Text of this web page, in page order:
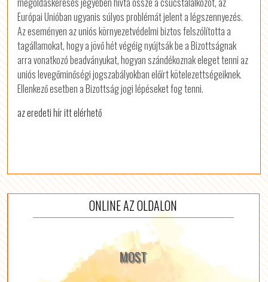
Európai Unióban ugyanis súlyos problémát jelent a légszennyezés.
Az eseményen az uniós környezetvédelmi biztos felszólította a
tagállamokat, hogy a jövő hét végéig nyújtsák be a Bizottságnak
arra vonatkozó beadványukat, hogyan szándékoznak eleget tenni az
uniós levegőminőségi jogszabályokban előírt kötelezettségeiknek.
Ellenkező esetben a Bizottság jogi lépéseket fog tenni.
az eredeti hír itt elérhető
ONLINE AZ OLDALON
MOST